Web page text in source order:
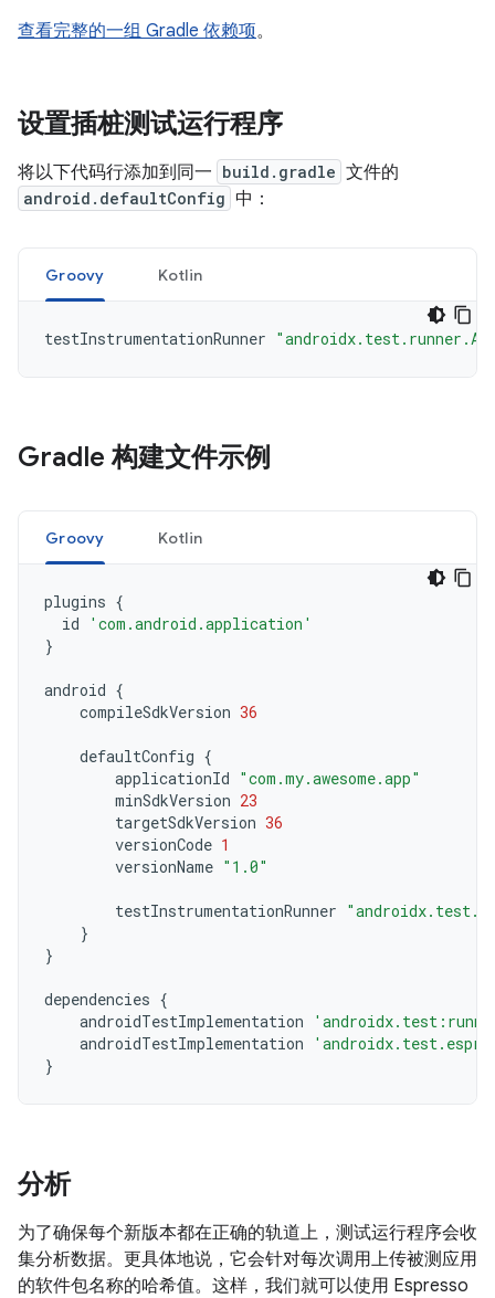
查看完整的一组 Gradle 依赖项。
设置插桩测试运行程序
将以下代码行添加到同一 build.gradle 文件的
android.defaultConfig 中：
Groovy Kotlin
testInstrumentationRunner
Gradle 构建文件示例
Groovy Kotlin
plugins {
id
'com.android.application'
}
android {
compileSdkVersion 36
defaultConfig {
applicationId "com.my.awesome.app"
minSdkVersion 23
targetSdkVersion 36
versionCode 1
versionName "1.0"
testInstrumentationRunner
}
}
dependencies {
androidTestImplementation
androidTestImplementation
}
分析
为了确保每个新版本都在正确的轨道上，测试运行程序会收
集分析数据。更具体地说，它会针对每次调用上传被测应用
的软件包名称的哈希值。这样，我们就可以使用 Espresso